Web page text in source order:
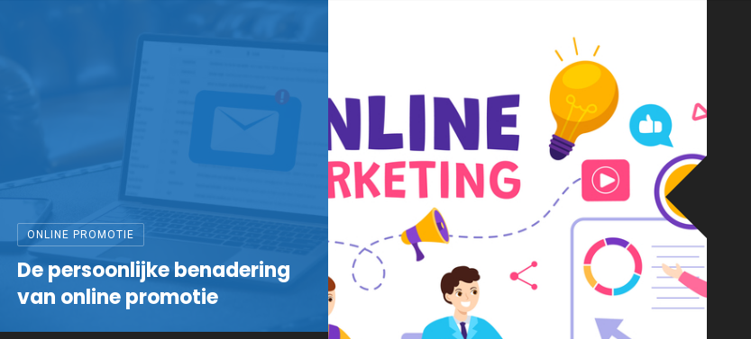
ONLINE PROMOTIE
De persoonlijke benadering
van online promotie